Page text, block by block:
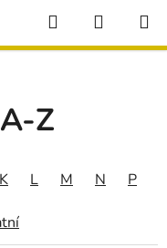
Hledat
KOŠÍK
Z
K L M N P